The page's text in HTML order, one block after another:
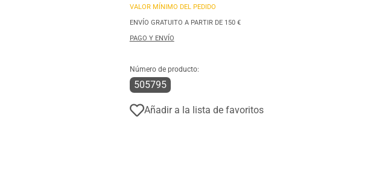
VALOR MÍNIMO DEL PEDIDO
ENVÍO GRATUITO A PARTIR DE 150 €
PAGO Y ENVÍO
Número de producto:
505795
Añadir a la lista de favoritos